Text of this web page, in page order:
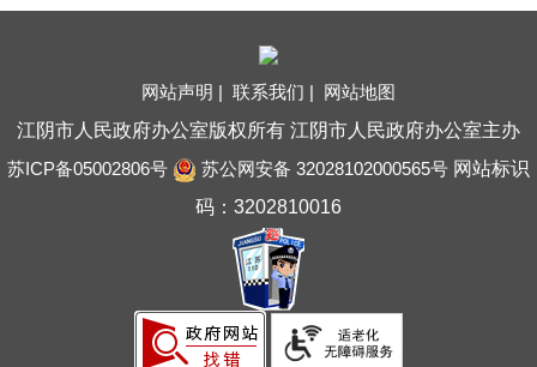
网站声明 | 联系我们 | 网站地图
江阴市人民政府办公室版权所有 江阴市人民政府办公室主办
苏ICP备05002806号
苏公网安备 32028102000565号网站标识
码：3202810016